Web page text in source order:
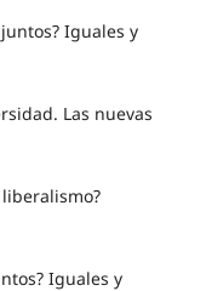
Iguales y
Las nuevas
Iguales y